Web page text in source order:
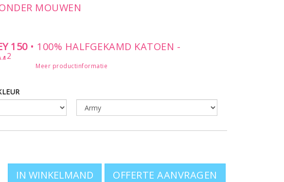
MOUWEN
150 • 100% HALFGEKAMD KATOEN -
2
totale overzicht t-shirts gaat u naar de pagina:t-shirts
Meer productinformatie
OFFERTE AANVRAGEN